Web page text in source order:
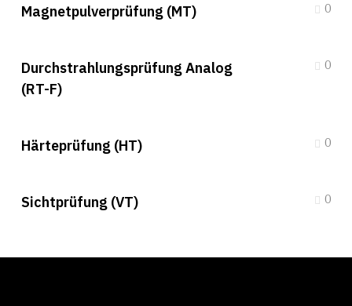
Magnetpulverprüfung (MT) 0
Durchstrahlungsprüfung Analog
(RT-F)
0
Härteprüfung (HT) 0
Sichtprüfung (VT) 0